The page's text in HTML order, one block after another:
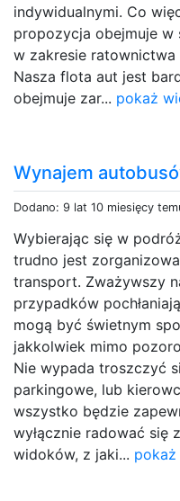
indywidualnymi. Co
propozycja obejmuje
w zakresie ratownictwa
Nasza flota aut jest
obejmuje zar... pokaż
Wynajem
Dodano: 9 lat 10 miesięcy
Wybierając się w
trudno jest
transport. Zważywszy
przypadków
mogą być świetnym
jakkolwiek mimo
Nie wypada troszczyć
parkingowe, lub
wszystko będzie
wyłącznie radować się
widoków, z jaki... pokaż